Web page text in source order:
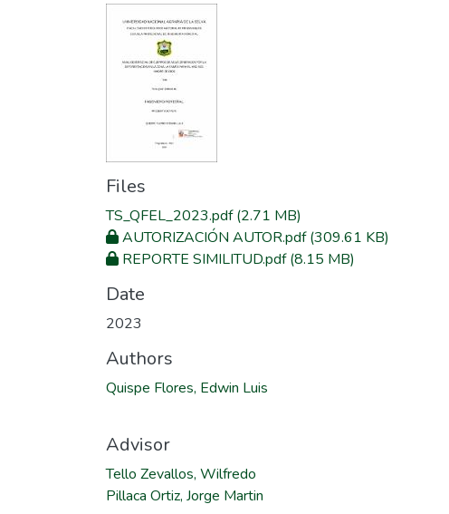
Files
TS_QFEL_2023.pdf(2.71 MB)
AUTORIZACIÓN AUTOR.pdf(309.61 KB)
REPORTE SIMILITUD.pdf(8.15 MB)
Date
2023
Authors
Quispe Flores, Edwin Luis
Advisor
Tello Zevallos, Wilfredo
Pillaca Ortiz, Jorge Martin